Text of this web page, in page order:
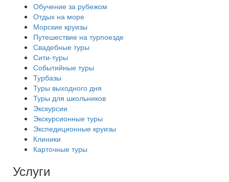
Обучение за рубежом
Отдых на море
Морские круизы
Путешествие на турпоезде
Свадебные туры
Сити-туры
Событийные туры
Турбазы
Туры выходного дня
Туры для школьников
Экскурсии
Экскурсионные туры
Экспедиционные круизы
Клиники
Карточные туры
Услуги